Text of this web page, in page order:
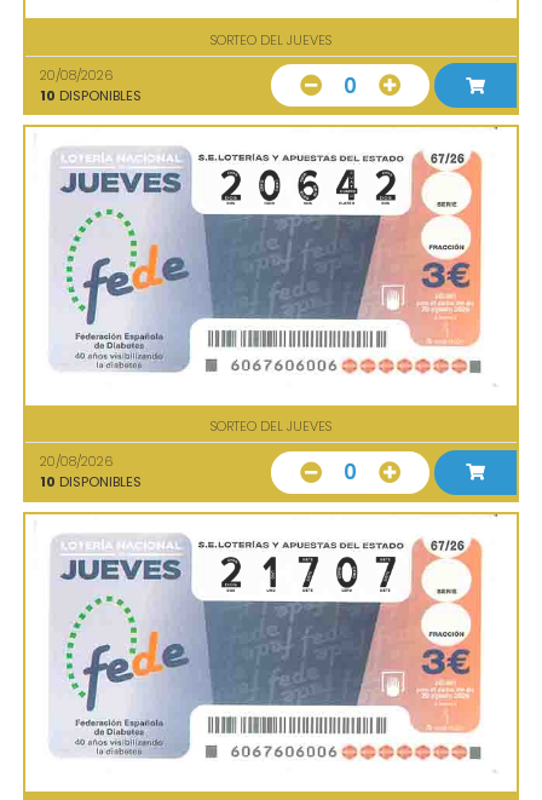
SORTEO DEL JUEVES
20/08/2026
10 DISPONIBLES 0
SORTEO DEL JUEVES
20/08/2026
10 DISPONIBLES 0